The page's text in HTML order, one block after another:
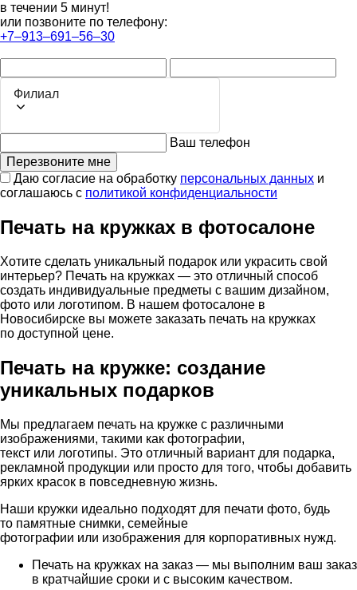
в течении 5 минут!
или позвоните по телефону:
+7‒913‒691‒56‒30
Филиал
Ваш телефон
Перезвоните мне
Даю согласие на обработку персональных данных и
соглашаюсь с политикой конфиденциальности
Печать на кружках в фотосалоне
Хотите сделать уникальный подарок или украсить свой
интерьер? Печать на кружках — это отличный способ
создать индивидуальные предметы с вашим дизайном,
фото или логотипом. В нашем фотосалоне в
Новосибирске вы можете заказать печать на кружках
по доступной цене.
Печать на кружке: создание
уникальных подарков
Мы предлагаем печать на кружке с различными
изображениями, такими как фотографии,
текст или логотипы. Это отличный вариант для подарка,
рекламной продукции или просто для того, чтобы добавить
ярких красок в повседневную жизнь.
Наши кружки идеально подходят для печати фото, будь
то памятные снимки, семейные
фотографии или изображения для корпоративных нужд.
Печать на кружках на заказ — мы выполним ваш заказ
в кратчайшие сроки и с высоким качеством.